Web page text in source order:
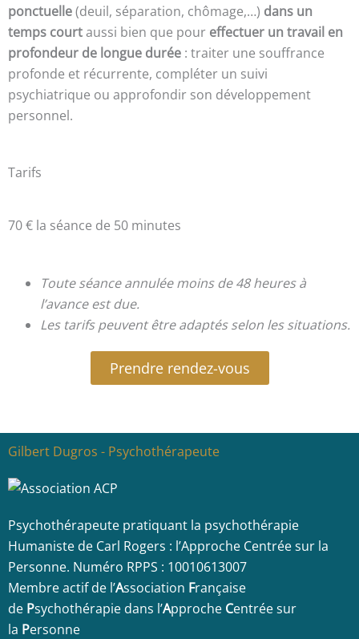
ponctuelle(deuil, séparation, chômage,…) dans un
temps courtaussi bien que pour effectuer un travail en
profondeur de longue durée : traiter une souffrance
profonde et récurrente, compléter un suivi
psychiatrique ou approfondir son développement
personnel.
Tarifs
70 € la séance de 50 minutes
Toute séance annulée moins de 48 heures à
l’avance est due.
Les tarifs peuvent être adaptés selon les situations.
Prendre rendez-vous
Gilbert Dugros - Psychothérapeute
Psychothérapeute pratiquant la psychothérapie
Humaniste de Carl Rogers : l’Approche Centrée sur la
Personne. Numéro RPPS : 10010613007
Membre actif de l’Association Française
de Psychothérapie dans l’Approche Centrée sur
la Personne